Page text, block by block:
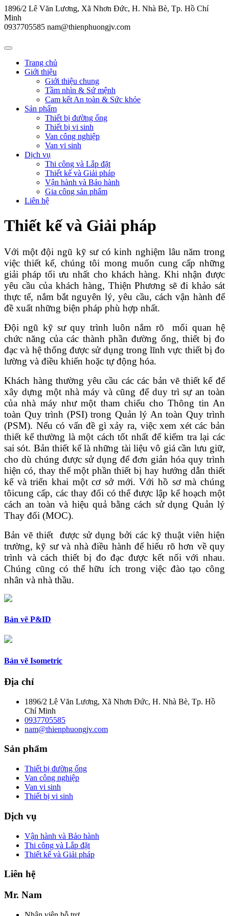
1896/2 Lê Văn Lương, Xã Nhơn Đức, H. Nhà Bè, Tp. Hồ Chí
Minh
0937705585 nam@thienphuongjv.com
Trang chủ
Giới thiệu
Giới thiệu chung
Tầm nhìn & Sứ mệnh
Cam kết An toàn & Sức khỏe
Sản phẩm
Thiết bị đường ống
Thiết bị vi sinh
Van công nghiệp
Van vi sinh
Dịch vụ
Thi công và Lắp đặt
Thiết kế và Giải pháp
Vận hành và Bảo hành
Gia công sản phẩm
Liên hệ
Thiết kế và Giải pháp
Với một đội ngũ kỹ sư có kinh nghiệm lâu năm trong
việc thiết kế, chúng tôi mong muốn cung cấp những
giải pháp tối ưu nhất cho khách hàng. Khi nhận được
yêu cầu của khách hàng, Thiện Phương sẽ đi khảo sát
thực tế, nắm bắt nguyên lý, yêu cầu, cách vận hành để
đề xuất những biện pháp phù hợp nhất.
Đội ngũ kỹ sư quy trình luôn nắm rõ mối quan hệ
chức năng của các thành phần đường ống, thiết bị đo
đạc và hệ thống được sử dụng trong lĩnh vực thiết bị đo
lường và điều khiển hoặc tự động hóa.
Khách hàng thường yêu cầu các các bản vẽ thiết kế để
xây dựng một nhà máy và cũng để duy trì sự an toàn
của nhà máy như một tham chiếu cho Thông tin An
toàn Quy trình (PSI) trong Quản lý An toàn Quy trình
(PSM). Nếu có vấn đề gì xảy ra, việc xem xét các bản
thiết kế thường là một cách tốt nhất để kiểm tra lại các
sai sót. Bản thiết kế là những tài liệu vô giá cần lưu giữ,
cho dù chúng được sử dụng để đơn giản hóa quy trình
hiện có, thay thế một phần thiết bị hay hướng dẫn thiết
kế và triển khai một cơ sở mới. Với hồ sơ mà chúng
tôicung cấp, các thay đổi có thể được lập kế hoạch một
cách an toàn và hiệu quả bằng cách sử dụng Quản lý
Thay đổi (MOC).
Bản vẽ thiết được sử dụng bởi các kỹ thuật viên hiện
trường, kỹ sư và nhà điều hành để hiểu rõ hơn về quy
trình và cách thiết bị đo đạc được kết nối với nhau.
Chúng cũng có thể hữu ích trong việc đào tạo công
nhân và nhà thầu.
Bản vẽ P&ID
Bản vẽ Isometric
Địa chỉ
1896/2 Lê Văn Lương, Xã Nhơn Đức, H. Nhà Bè, Tp. Hồ
Chí Minh
0937705585
nam@thienphuongjv.com
Sản phẩm
Thiết bị đường ống
Van công nghiệp
Van vi sinh
Thiết bị vi sinh
Dịch vụ
Vận hành và Bảo hành
Thi công và Lắp đặt
Thiết kế và Giải pháp
Liên hệ
Mr. Nam